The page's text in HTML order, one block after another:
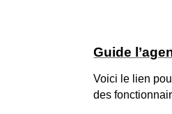
Guide
Voici le lien
des